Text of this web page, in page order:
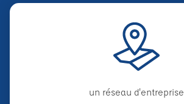
un réseau d'entreprise